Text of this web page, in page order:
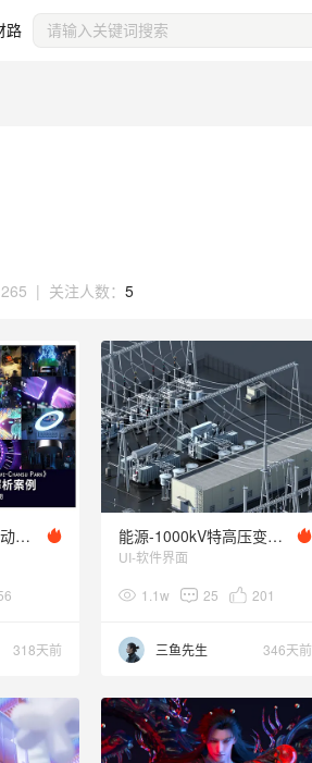
路
265 | 关注人数： 5
C4D-电池卡通场景 动态解析
318天前
能源-1000kV特高压变电站
UI-软件界面
1.1w 25 201
三鱼先生 346天前